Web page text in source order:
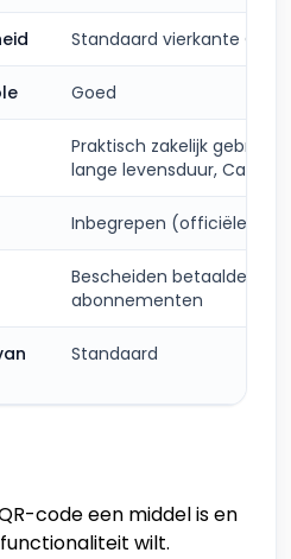
Standaard vierkante QR
Goed
Praktisch zakelijk gebruik,
lange levensduur, Canva
Inbegrepen (officiële app)
Bescheiden betaalde
abonnementen
Standaard
code een middel is en
wilt.